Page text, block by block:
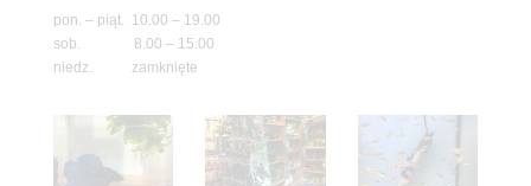
pon. – piąt. 10.00 – 19.00
sob. 8.00 – 15.00
niedz. zamknięte